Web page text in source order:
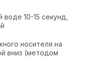
10-15 секунд,
носителя на
вниз (методом